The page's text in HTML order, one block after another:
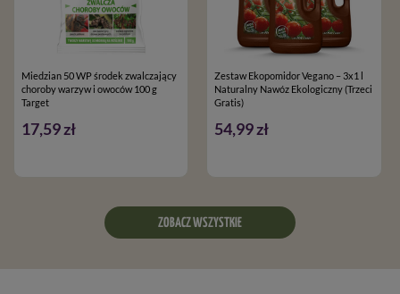
Miedzian 50 WP środek zwalczający
choroby warzyw i owoców 100 g
Target
17,59 zł
Zestaw Ekopomidor Vegano – 3x1 l
Naturalny Nawóz Ekologiczny (Trzeci
Gratis)
54,99 zł
ZOBACZ WSZYSTKIE